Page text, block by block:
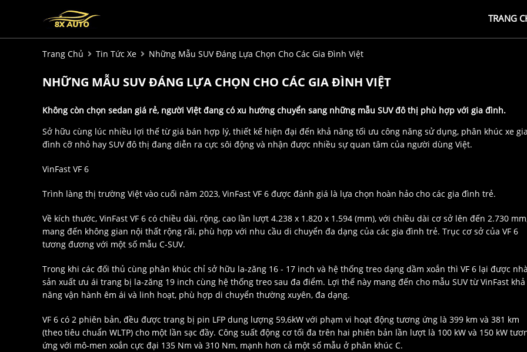
TRANG
Trang Chủ Tin Tức Xe Những Mẫu SUV Đáng Lựa Chọn Cho Các Gia Đình Việt
NHỮNG MẪU SUV ĐÁNG LỰA CHỌN CHO CÁC GIA ĐÌNH VIỆT
Không còn chọn sedan giá rẻ, người Việt đang có xu hướng chuyển sang những mẫu SUV đô thị phù hợp với gia đình.
Sở hữu cùng lúc nhiều lợi thế từ giá bán hợp lý, thiết kế hiện đại đến khả năng tối ưu công năng sử dụng, phân khúc xe
đình cỡ nhỏ hay SUV đô thị đang diễn ra cực sôi động và nhận được nhiều sự quan tâm của người dùng Việt.
VinFast VF 6
Trình làng thị trường Việt vào cuối năm 2023, VinFast VF 6 được đánh giá là lựa chọn hoàn hảo cho các gia đình trẻ.
Về kích thước, VinFast VF 6 có chiều dài, rộng, cao lần lượt 4.238 x 1.820 x 1.594 (mm), với chiều dài cơ sở lên đến 2.730
mang đến không gian nội thất rộng rãi, phù hợp với nhu cầu di chuyển đa dạng của các gia đình trẻ. Trục cơ sở của VF 6
tương đương với một số mẫu C-SUV.
Trong khi các đối thủ cùng phân khúc chỉ sở hữu la-zăng 16 - 17 inch và hệ thống treo dạng dầm xoắn thì VF 6 lại được
sản xuất ưu ái trang bị la-zăng 19 inch cùng hệ thống treo sau đa điểm. Lợi thế này mang đến cho mẫu SUV từ VinFast khả
năng vận hành êm ái và linh hoạt, phù hợp di chuyển thường xuyên, đa dạng.
VF 6 có 2 phiên bản, đều được trang bị pin LFP dung lượng 59,6kW với phạm vi hoạt động tương ứng là 399 km và 381 km
(theo tiêu chuẩn WLTP) cho một lần sạc đầy. Công suất động cơ tối đa trên hai phiên bản lần lượt là 100 kW và 150 kW
ứng với mô-men xoắn cực đại 135 Nm và 310 Nm, mạnh hơn cả một số mẫu ở phân khúc C.